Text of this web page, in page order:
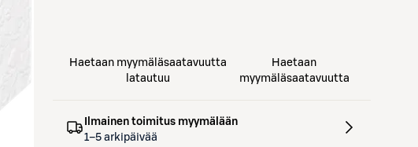
Haetaan myymäläsaatavuutta
latautuu
Haetaan
myymäläsaatavuutta
Ilmainen toimitus myymälään
1–5 arkipäivää